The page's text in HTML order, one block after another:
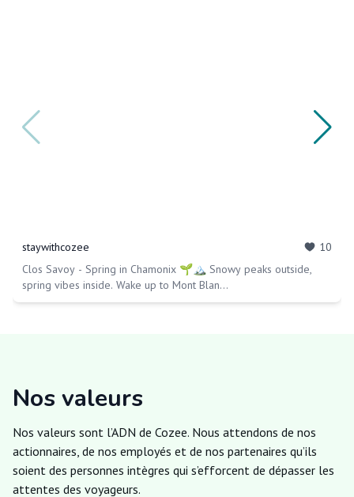
staywithcozee
10
Clos Savoy - Spring in Chamonix 🌱🏔 Snowy peaks outside,
spring vibes inside. Wake up to Mont Blan...
Nos valeurs
Nos valeurs sont l’ADN de Cozee. Nous attendons de nos
actionnaires, de nos employés et de nos partenaires qu’ils
soient des personnes intègres qui s’efforcent de dépasser les
attentes des voyageurs.